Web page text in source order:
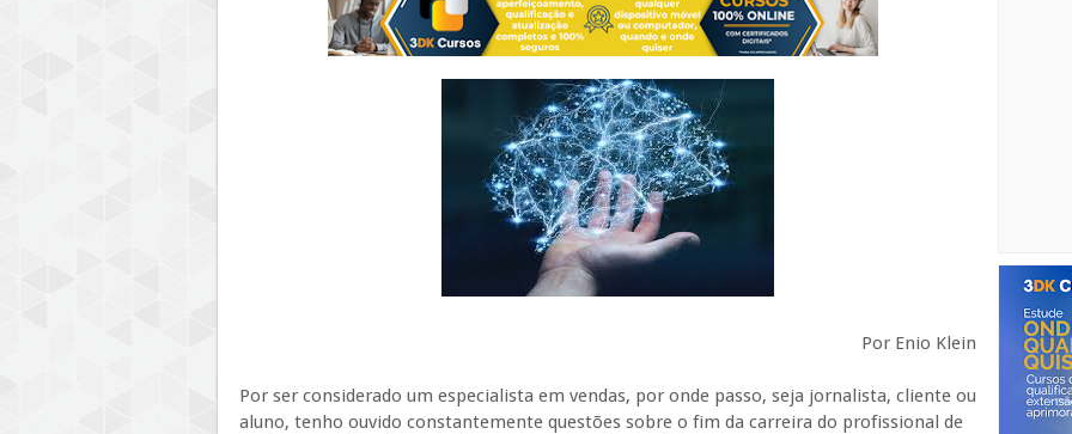
Por Enio Klein
Por ser considerado um especialista em vendas, por onde passo, seja jornalista, cliente ou
aluno, tenho ouvido constantemente questões sobre o fim da carreira do profissional de